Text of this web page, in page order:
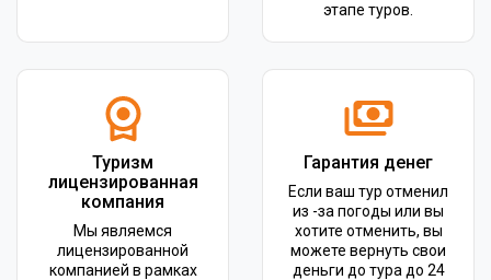
этапе туров.
Туризм
лицензированная
компания
Мы являемся
лицензированной
компанией в рамках
Гарантия денег
Если ваш тур отменил
из -за погоды или вы
хотите отменить, вы
можете вернуть свои
деньги до тура до 24